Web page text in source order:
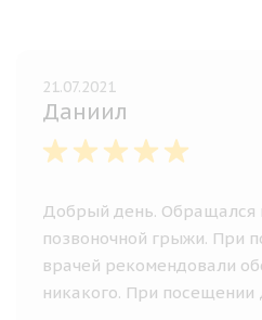
Даниил
21.07.2021
Добрый день. Обращался
позвоночной грыжи. При
врачей рекомендовали
никакого. При посещении